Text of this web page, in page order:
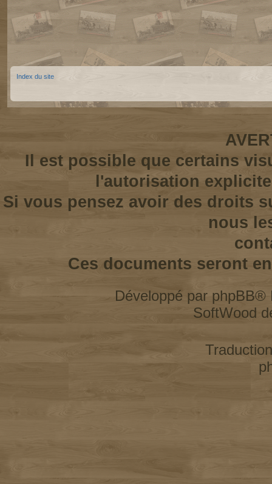
Index du site
Il est possible que certains
l'autorisation
Si vous pensez avoir des droits
nous
Ces documents seront
Développé par phpBB®
SoftWood